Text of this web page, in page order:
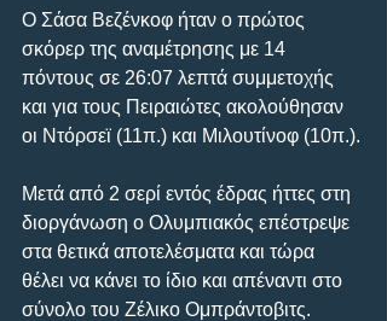
Ο Σάσα Βεζένκοφ ήταν ο πρώτος
σκόρερ της αναμέτρησης με 14
πόντους σε 26:07 λεπτά συμμετοχής
και για τους Πειραιώτες ακολούθησαν
οι Ντόρσεϊ (11π.) και Μιλουτίνοφ (10π.).
Μετά από 2 σερί εντός έδρας ήττες στη
διοργάνωση ο Ολυμπιακός επέστρεψε
στα θετικά αποτελέσματα και τώρα
θέλει να κάνει το ίδιο και απέναντι στο
σύνολο του Ζέλικο Ομπράντοβιτς.